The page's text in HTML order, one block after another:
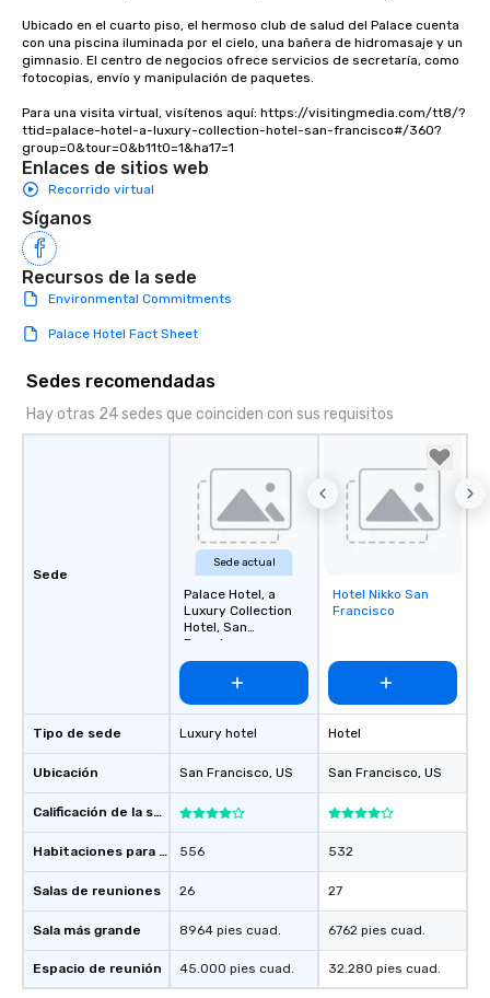
Ubicado en el cuarto piso, el hermoso club de salud del Palace cuenta
con una piscina iluminada por el cielo, una bañera de hidromasaje y un
gimnasio. El centro de negocios ofrece servicios de secretaría, como
fotocopias, envío y manipulación de paquetes.
Para una visita virtual, visítenos aquí: https://visitingmedia.com/tt8/?
ttid=palace-hotel-a-luxury-collection-hotel-san-francisco#/360?
group=0&tour=0&b11t0=1&ha17=1
Enlaces de sitios web
Recorrido virtual
Síganos
Recursos de la sede
Environmental Commitments
Palace Hotel Fact Sheet
Sedes recomendadas
Hay otras 24 sedes que coinciden con sus requisitos
Sede
Tipo de sede
Ubicación
Calificación de la sede
Habitaciones para huéspedes
Salas de reuniones
Sala más grande
Espacio de reunión
Sede actual
Palace Hotel, a
Luxury Collection
Hotel, San
Francisco
Luxury hotel
San Francisco, US
556
26
8964 pies cuad.
45.000 pies cuad.
Removed from
favorites
Hotel Nikko San
Francisco
Hotel
San Francisco, US
532
27
6762 pies cuad.
32.280 pies cuad.